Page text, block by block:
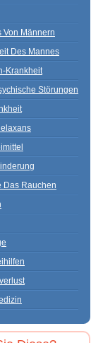
Von Männern
Des Mannes
Krankheit
Störungen
Das Rauchen